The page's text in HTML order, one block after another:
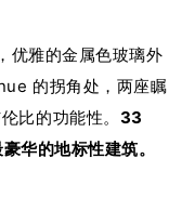
优雅的金属色玻璃外
的拐角处，两座瞩
比的功能性。 33
华的地标性建筑。